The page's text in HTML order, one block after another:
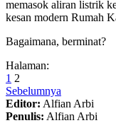
memasok aliran listrik
kesan modern Rumah
Bagaimana, berminat?
Halaman:
1 2
Sebelumnya
Editor: Alfian Arbi
Penulis: Alfian Arbi